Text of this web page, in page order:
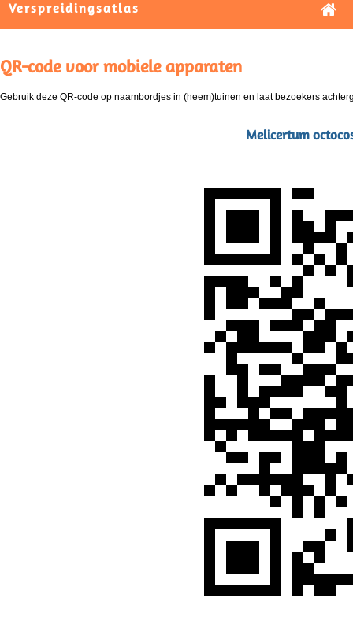
Verspreidingsatlas
QR-code voor mobiele apparaten
Gebruik deze QR-code op naambordjes in (heem)tuinen en laat bezoekers
Melicertum